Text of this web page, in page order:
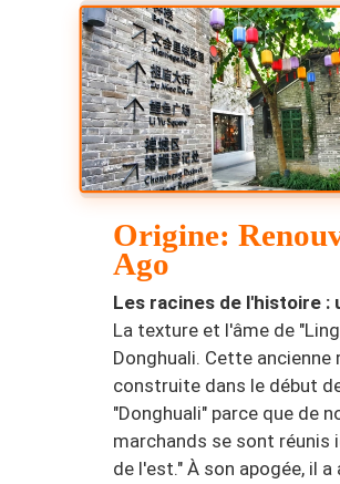
Origine:
Ago
Les racines de l'histoire :
La texture et l'âme de
Donghuali. Cette ancienne
construite dans le début
"Donghuali" parce que de
marchands se sont réunis
de l'est." À son apogée, il